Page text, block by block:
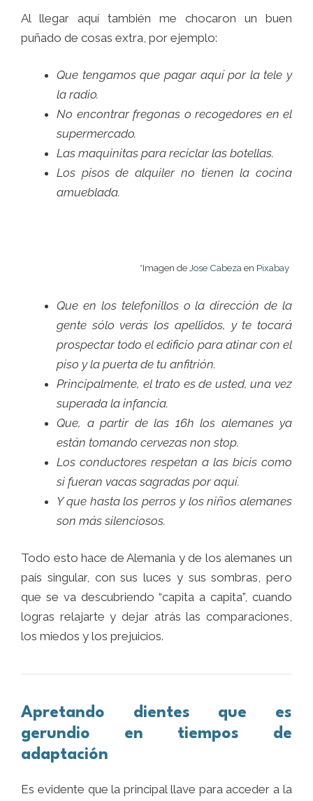
Al llegar aquí también me chocaron un buen
puñado de cosas extra, por ejemplo:
Que tengamos que pagar aquí por la tele y
la radio.
No encontrar fregonas o recogedores en el
supermercado.
Las maquinitas para reciclar las botellas.
Los pisos de alquiler no tienen la cocina
amueblada.
*Imagen deJose Cabezaen Pixabay
Que en los telefonillos o la dirección de la
gente sólo verás los apellidos, y te tocará
prospectar todo el edificio para atinar con el
piso y la puerta de tu anfitrión.
Principalmente, el trato es de usted, una vez
superada la infancia.
Que, a partir de las 16h los alemanes ya
están tomando cervezas non stop.
Los conductores respetan a las bicis como
si fueran vacas sagradas por aquí.
Y que hasta los perros y los niños alemanes
son más silenciosos.
Todo esto hace de Alemania y de los alemanes un
país singular, con sus luces y sus sombras, pero
que se va descubriendo “capita a capita”, cuando
logras relajarte y dejar atrás las comparaciones,
los miedos y los prejuicios.
Apretando dientes que es
gerundio en tiempos de
adaptación
Es evidente que la principal llave para acceder a la